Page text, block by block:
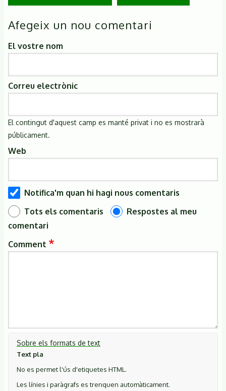
Afegeix un nou comentari
El vostre nom
Correu electrònic
El contingut d'aquest camp es manté privat i no es mostrarà
públicament.
Web
Notifica'm quan hi hagi nous comentaris
Tots els comentaris
Respostes al meu
comentari
Comment
Sobre els formats de text
Text pla
No es permet l'ús d'etiquetes HTML.
Les línies i paràgrafs es trenquen automàticament.